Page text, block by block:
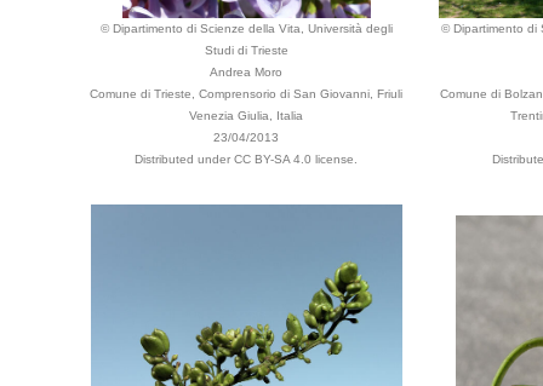
© Dipartimento di Scienze della Vita, Università degli
Studi di Trieste
Andrea Moro
Comune di Trieste, Comprensorio di San Giovanni, Friuli
Venezia Giulia, Italia
23/04/2013
Distributed under CC BY-SA 4.0 license.
© Dipartimento di
Comune di